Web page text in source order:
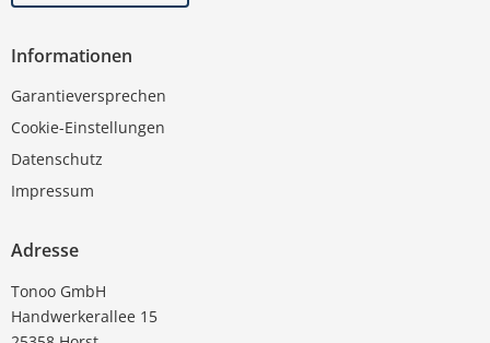
Informationen
Garantieversprechen
Cookie-Einstellungen
Datenschutz
Impressum
Adresse
Tonoo GmbH
Handwerkerallee 15